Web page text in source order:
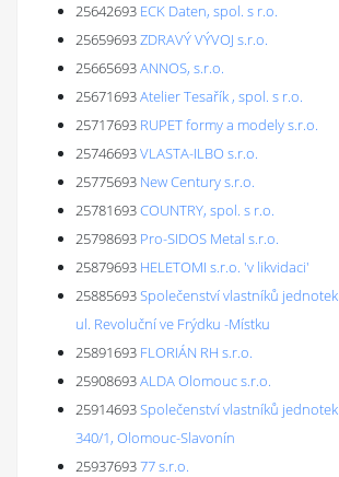
25642693 ECK Daten, spol. s r.o.
25659693ZDRAVÝ VÝVOJ s.r.o.
25665693ANNOS, s.r.o.
25671693Atelier Tesařík , spol. s r.o.
25717693 RUPET formy a modely s.r.o.
25746693VLASTA-ILBO s.r.o.
25775693 New Century s.r.o.
25781693COUNTRY, spol. s r.o.
25798693 Pro-SIDOS Metal s.r.o.
25879693 HELETOMI s.r.o. 'v likvidaci'
25885693Společenství vlastníků
ul. Revoluční ve Frýdku -Místku
25891693 FLORIÁN RH s.r.o.
25908693ALDA Olomouc s.r.o.
25914693Společenství vlastníků
340/1, Olomouc-Slavonín
2593769377 s.r.o.